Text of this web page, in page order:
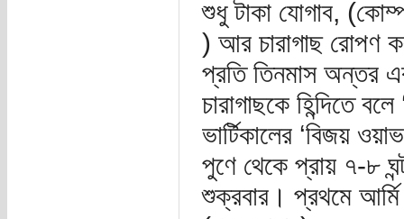
শুধু টাকা যোগাব,
) আর চারাগাছ রোপণ
প্রতি তিনমাস অন্তর
চারাগাছকে হিন্দিতে
ভার্টিকালের ‘বিজয়
পুণে থেকে প্রায় ৭-৮
শুক্রবার। প্রথমে